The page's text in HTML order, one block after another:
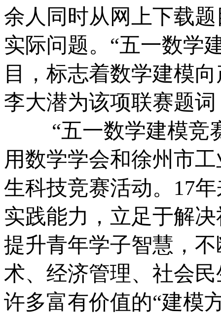
余人同时从网上下载
实际问题。“五一数学
目，标志着数学建模
李大潜为该项联赛题
“五一数学建模竞赛
用数学学会和徐州市
生科技竞赛活动。17
实践能力，立足于解
提升青年学子智慧，
术、经济管理、社会
许多富有价值的“建模